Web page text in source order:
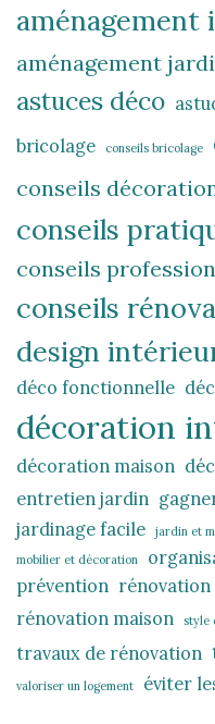
aménagement
astuces déco
bricolage
conseils bricolage
conseils
conseils
conseils
conseils
design
déco fonctionnelle
décoration
décoration maison
entretien jardin
jardinage facile jardin et
mobilier et décoration
prévention rénovation
rénovation maison
style
travaux de rénovation
valoriser un logement éviter